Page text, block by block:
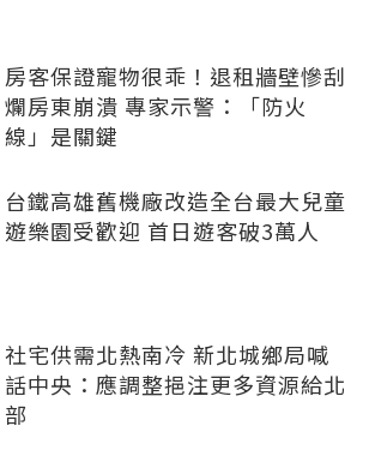
房客保證寵物很乖！退租牆壁慘刮
爛房東崩潰 專家示警：「防火
線」是關鍵
台鐵高雄舊機廠改造全台最大兒童
遊樂園受歡迎 首日遊客破3萬人
社宅供需北熱南冷 新北城鄉局喊
話中央：應調整挹注更多資源給北
部